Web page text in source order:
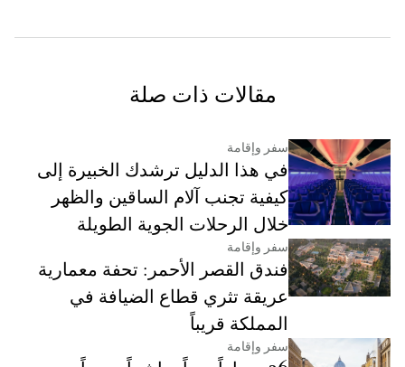
مقالات ذات صلة
سفر وإقامة
في هذا الدليل ترشدك الخبيرة إلى
كيفية تجنب آلام الساقين والظهر
خلال الرحلات الجوية الطويلة
سفر وإقامة
فندق القصر الأحمر: تحفة معمارية
عريقة تثري قطاع الضيافة في
المملكة قريباً
سفر وإقامة